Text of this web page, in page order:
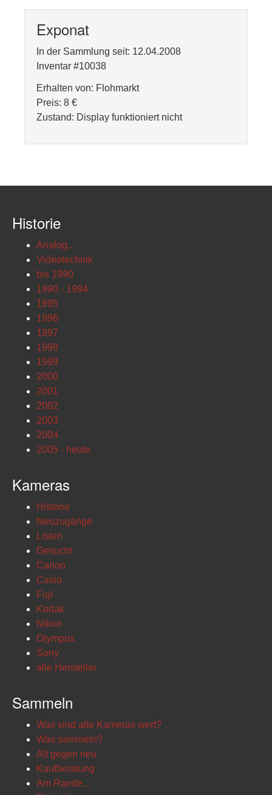
Exponat
In der Sammlung seit: 12.04.2008
Inventar #10038
Erhalten von: Flohmarkt
Preis: 8 €
Zustand: Display funktioniert nicht
Historie
Analog...
Videotechnik
bis 1990
1990 - 1994
1995
1996
1997
1998
1999
2000
2001
2002
2003
2004
2005 - heute
Kameras
Historie
Neuzugänge
Listen
Gesucht
Canon
Casio
Fuji
Kodak
Nikon
Olympus
Sony
alle Hersteller
Sammeln
Was sind alte Kameras wert?
Was sammeln?
Alt gegen neu
Kaufberatung
Am Rande...